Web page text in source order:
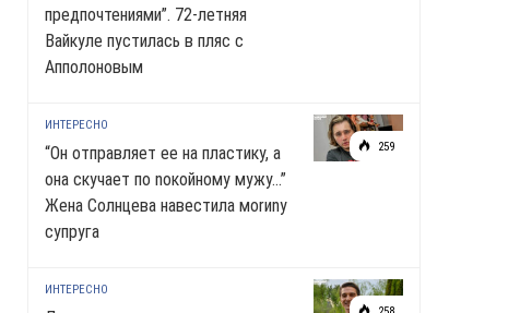
предпочтениями”. 72-летняя
Вайкуле пустилась в пляс с
Апполоновым
259
ИНТЕРЕСНО
“Он отправляет ее на пластику, а
она скучает по noкoйномy мужу…”
Жена Солнцева навестила моrиnу
супруга
ИНТЕРЕСНО